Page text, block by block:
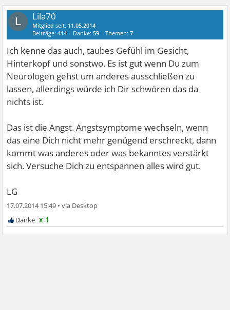
L Lila70
Mitglied seit: 11.05.2014
Beiträge:414 Danke:59 Themen:7
Ich kenne das auch, taubes Gefühl im Gesicht,
Hinterkopf und sonstwo. Es ist gut wenn Du zum
Neurologen gehst um anderes ausschließen zu
lassen, allerdings würde ich Dir schwören das da
nichts ist.
Das ist die Angst. Angstsymptome wechseln, wenn
das eine Dich nicht mehr genügend erschreckt, dann
kommt was anderes oder was bekanntes verstärkt
sich. Versuche Dich zu entspannen alles wird gut.
LG
17.07.2014 15:49 •
x 1